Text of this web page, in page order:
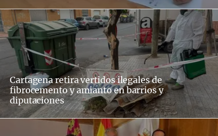
Cartagena retira vertidos ilegales de
fibrocemento y amianto en barrios y
diputaciones